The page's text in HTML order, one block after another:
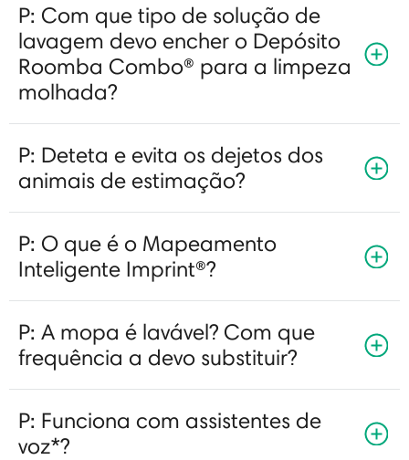
P: Com que tipo de solução de
lavagem devo encher o Depósito
Roomba Combo® para a limpeza
molhada?
P: Deteta e evita os dejetos dos
animais de estimação?
P: O que é o Mapeamento
Inteligente Imprint®?
P: A mopa é lavável? Com que
frequência a devo substituir?
P: Funciona com assistentes de
voz*?